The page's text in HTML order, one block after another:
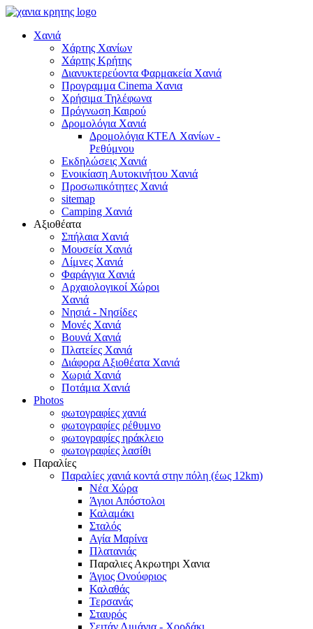
Χανιά
Χάρτης Χανίων
Χάρτης Κρήτης
Διανυκτερεύοντα Φαρμακεία Χανιά
Προγραμμα Cinema Χανια
Χρήσιμα Τηλέφωνα
Πρόγνωση Καιρού
Δρομολόγια Χανιά
Δρομολόγια ΚΤΕΛ Χανίων -
Ρεθύμνου
Εκδηλώσεις Χανιά
Ενοικίαση Αυτοκινήτου Χανιά
Προσωπικότητες Χανιά
sitemap
Camping Χανιά
Αξιοθέατα
Σπήλαια Χανιά
Μουσεία Χανιά
Λίμνες Χανιά
Φαράγγια Χανιά
Αρχαιολογικοί Χώροι
Χανιά
Νησιά - Νησίδες
Μονές Χανιά
Βουνά Χανιά
Πλατείες Χανιά
Διάφορα Αξιοθέατα Χανιά
Χωριά Χανιά
Ποτάμια Χανιά
Photos
φωτογραφίες χανιά
φωτογραφίες ρέθυμνο
φωτογραφίες ηράκλειο
φωτογραφίες λασίθι
Παραλίες
Παραλίες χανιά κοντά στην πόλη (έως 12km)
Νέα Χώρα
Άγιοι Απόστολοι
Καλαμάκι
Σταλός
Αγία Μαρίνα
Πλατανιάς
Παραλιες Ακρωτηρι Χανια
Άγιος Ονούφριος
Καλαθάς
Τερσανάς
Σταυρός
Σειτάν Λιμάνια - Χορδάκι